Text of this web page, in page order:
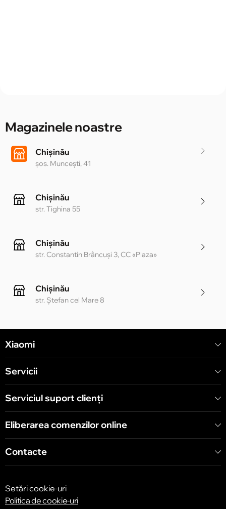
Magazinele noastre
Chișinău
șos. Muncești, 41
Chișinău
str. Tighina 55
Chișinău
str. Constantin Brâncuși 3, CC «Plaza»
Chișinău
str. Ștefan cel Mare 8
Chișinău
str. Arborilor 21, CC «Shopping MallDova»
Xiaomi
Servicii
Serviciul suport clienţi
Eliberarea comenzilor online
Contacte
Setări cookie-uri
Politica de cookie-uri